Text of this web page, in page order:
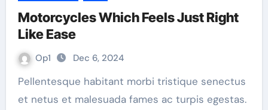
Motorcycles Which Feels Just Right
Like Ease
Op1 Dec 6, 2024
Pellentesque habitant morbi tristique senectus
et netus et malesuada fames ac turpis egestas.